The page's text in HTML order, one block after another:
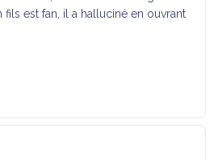
fils est fan, il a halluciné en ouvrant